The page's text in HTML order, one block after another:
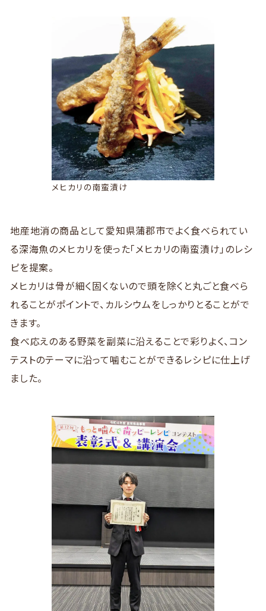
メヒカリの南蛮漬け
地産地消の商品として愛知県蒲郡市でよく食べられてい
る深海魚のメヒカリを使った「メヒカリの南蛮漬け」のレシ
ピを提案。
メヒカリは骨が細く固くないので頭を除くと丸ごと食べら
れることがポイントで、カルシウムをしっかりとることがで
きます。
食べ応えのある野菜を副菜に沿えることで彩りよく、コン
テストのテーマに沿って噛むことができるレシピに仕上げ
ました。